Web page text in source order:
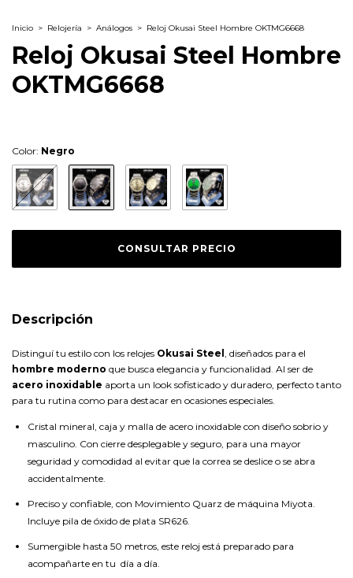
Inicio > Relojería > Análogos > Reloj Okusai Steel Hombre OKTMG6668
Reloj Okusai Steel Hombre
OKTMG6668
Color: Negro
Descripción
Distinguí tu estilo con los relojes Okusai Steel , diseñados para el
hombre moderno que busca elegancia y funcionalidad. Al ser de
acero inoxidable aporta un look sofisticado y duradero, perfecto tanto
para tu rutina como para destacar en ocasiones especiales.
Cristal mineral, caja y malla de acero inoxidable con diseño sobrio y
masculino. Con cierre desplegable y seguro, para una mayor
seguridad y comodidad al evitar que la correa se deslice o se abra
accidentalmente.
Preciso y confiable, con Movimiento Quarz de máquina Miyota.
Incluye pila de óxido de plata SR626.
Sumergible hasta 50 metros, este reloj está preparado para
acompañarte en tu día a día.